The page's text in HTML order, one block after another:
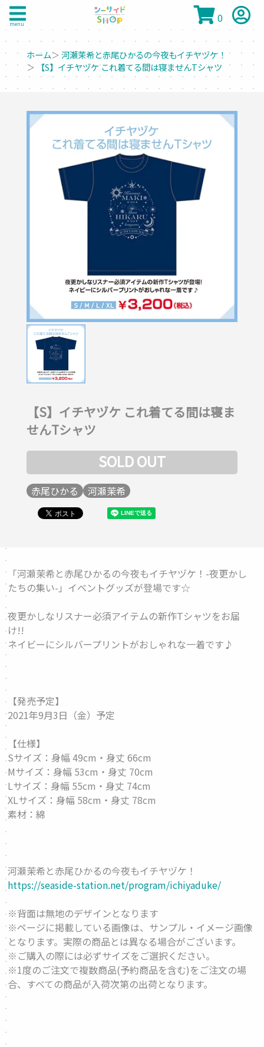
menu 0
ホーム＞河瀬茉希と赤尾ひかるの今夜もイチヤヅケ！
＞ 【S】イチヤヅケ これ着てる間は寝ませんTシャツ
【S】イチヤヅケ これ着てる間は寝ま
せんTシャツ
SOLD OUT
赤尾ひかる 河瀬茉希
「河瀬茉希と赤尾ひかるの今夜もイチヤヅケ！-夜更かし
たちの集い-」イベントグッズが登場です☆
夜更かしなリスナー必須アイテムの新作Tシャツをお届
け!!
ネイビーにシルバープリントがおしゃれな一着です♪
【発売予定】
2021年9月3日（金）予定
【仕様】
Sサイズ：身幅 49cm・身丈 66cm
Mサイズ：身幅 53cm・身丈 70cm
Lサイズ：身幅 55cm・身丈 74cm
XLサイズ：身幅 58cm・身丈 78cm
素材：綿
河瀬茉希と赤尾ひかるの今夜もイチヤヅケ！
https://seaside-station.net/program/ichiyaduke/
※背面は無地のデザインとなります
※ページに掲載している画像は、サンプル・イメージ画像
となります。実際の商品とは異なる場合がございます。
※ご購入の際には必ずサイズをご選択ください。
※1度のご注文で複数商品(予約商品を含む)をご注文の場
合、すべての商品が入荷次第の出荷となります。